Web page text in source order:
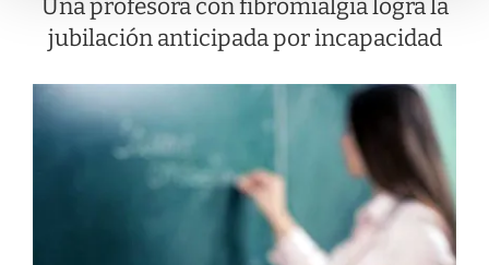
Una profesora con fibromialgia logra la
jubilación anticipada por incapacidad